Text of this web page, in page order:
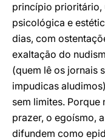
princípio prioritário,
psicológica e
dias, com
exaltação do
(quem lê os jornais
impudicas
sem limites. Porque
prazer, o egoísmo,
difundem como